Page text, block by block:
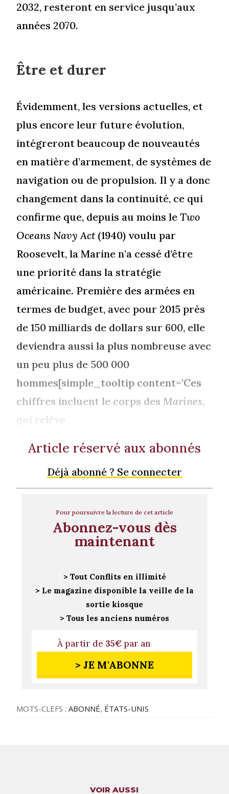
2032, resteront en service jusqu’aux
années 2070.
Être et durer
Évidemment, les versions actuelles, et
plus encore leur future évolution,
intégreront beaucoup de nouveautés
en matière d’armement, de systèmes de
navigation ou de propulsion. Il y a donc
changement dans la continuité, ce qui
confirme que, depuis au moins leTwo
Oceans Navy Act(1940) voulu par
Roosevelt, la Marine n’a cessé d’être
une priorité dans la stratégie
américaine. Première des armées en
termes de budget, avec pour 2015 près
de 150 milliards de dollars sur 600, elle
deviendra aussi la plus nombreuse avec
un peu plus de 500 000
hommes[simple_tooltip content=’Ces
chiffres incluent le corps des Marines,
qui relève
Article réservé aux abonnés
Déjà abonné ? Se connecter
Pour poursuivre la lecture de cet article
Abonnez-vous dès
maintenant
> Tout Conflits en illimité
> Le magazine disponible la veille de la
sortie kiosque
> Tous les anciens numéros
À partir de 35€par an
> JE M'ABONNE
MOTS-CLEFS :ABONNÉ, ÉTATS-UNIS
VOIR AUSSI